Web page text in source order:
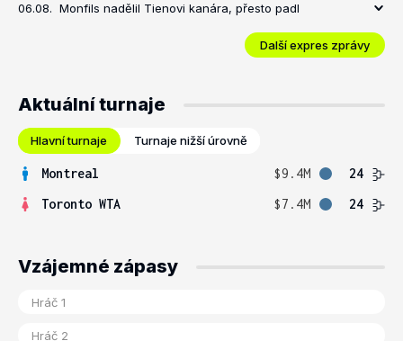
06.08. Monfils nadělil Tienovi kanára, přesto padl
Další expres zprávy
Aktuální turnaje
Hlavní turnaje Turnaje nižší úrovně
Montreal $9.4M
24
Toronto WTA
$7.4M 24
Vzájemné zápasy